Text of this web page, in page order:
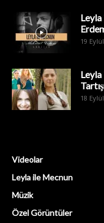
19
Leyla
18
Videolar
Leyla ile Mecnun
Müzik
Özel Görüntüler